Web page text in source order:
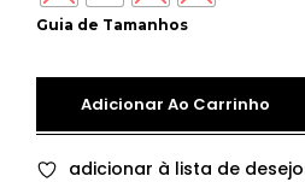
Guia de Tamanhos
Adicionar Ao Carrinho
adicionar à lista de